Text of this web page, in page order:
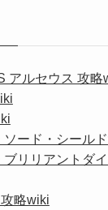
アルセウス 攻略
ード・シール
リリアントダ
略wiki